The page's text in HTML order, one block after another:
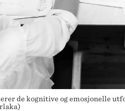
de kognitive og emosjonelle